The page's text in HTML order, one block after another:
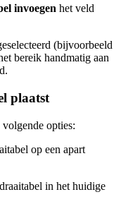
invoegen het veld
(bijvoorbeeld
bereik handmatig aan
plaatst
volgende opties:
op een apart
in het huidige